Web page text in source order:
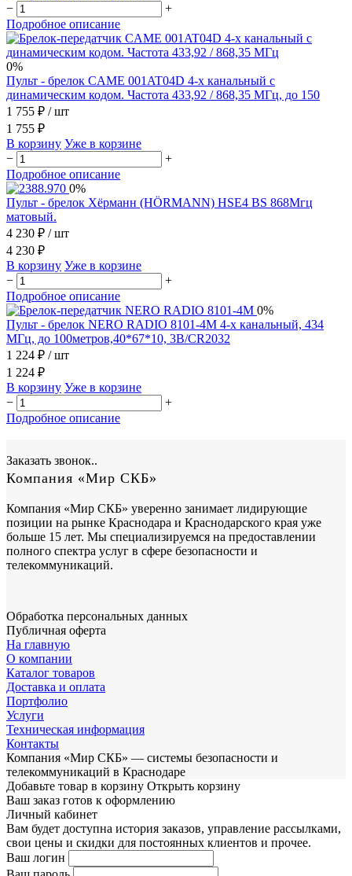
−
+
Подробное описание
0%
Пульт - брелок CAME 001AT04D 4-х канальный с
динамическим кодом. Частота 433,92 / 868,35 МГц, до 150
1 755 ₽ / шт
1 755 ₽
В корзину Уже в корзине
−
+
Подробное описание
0%
Пульт - брелок Хёрманн (HÖRMANN) HSE4 BS 868Мгц
матовый.
4 230 ₽ / шт
4 230 ₽
В корзину Уже в корзине
−
+
Подробное описание
0%
Пульт - брелок NERO RADIO 8101-4М 4-х канальный, 434
МГц, до 100метров,40*67*10, 3В/CR2032
1 224 ₽ / шт
1 224 ₽
В корзину Уже в корзине
−
+
Подробное описание
Заказать звонок..
Компания «Мир СКБ»
Компания «Мир СКБ» уверенно занимает лидирующие
позиции на рынке Краснодара и Краснодарского края уже
больше 15 лет. Мы специализируемся на предоставлении
полного спектра услуг в сфере безопасности и
телекоммуникаций.
Обработка персональных данных
Публичная оферта
На главную
О компании
Каталог товаров
Доставка и оплата
Портфолио
Услуги
Техническая информация
Контакты
Компания «Мир СКБ» — системы безопасности и
телекоммуникаций в Краснодаре
Добавьте товар в корзину Открыть корзину
Ваш заказ готов к оформлению
Личный кабинет
Вам будет доступна история заказов, управление рассылками,
свои цены и скидки для постоянных клиентов и прочее.
Ваш логин